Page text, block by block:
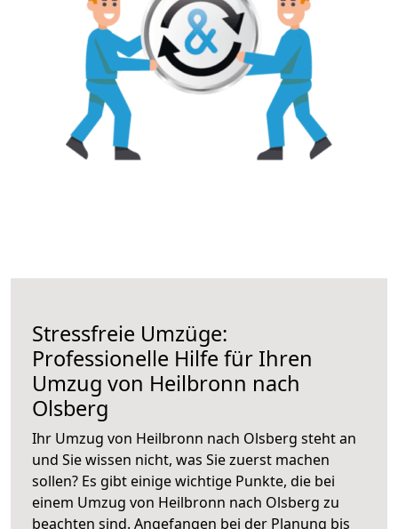
Stressfreie Umzüge:
Professionelle Hilfe für Ihren
Umzug von Heilbronn nach
Olsberg
Ihr Umzug von Heilbronn nach Olsberg steht an
und Sie wissen nicht, was Sie zuerst machen
sollen? Es gibt einige wichtige Punkte, die bei
einem Umzug von Heilbronn nach Olsberg zu
beachten sind. Angefangen bei der Planung bis